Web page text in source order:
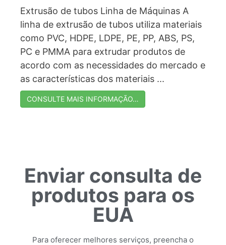
Extrusão de tubos Linha de Máquinas A
linha de extrusão de tubos utiliza materiais
como PVC, HDPE, LDPE, PE, PP, ABS, PS,
PC e PMMA para extrudar produtos de
acordo com as necessidades do mercado e
as características dos materiais ...
CONSULTE MAIS INFORMAÇÃO…
Enviar consulta de
produtos para os
EUA
Para oferecer melhores serviços, preencha o